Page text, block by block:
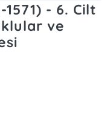
- 6. Cilt
ve